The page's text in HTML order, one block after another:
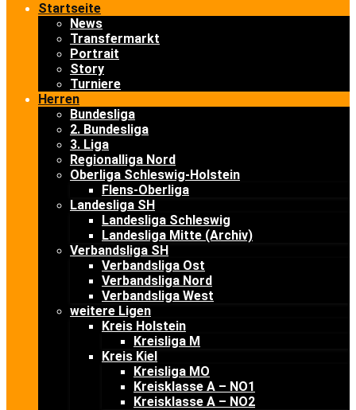
Startseite
News
Transfermarkt
Portrait
Story
Turniere
Herren
Bundesliga
2. Bundesliga
3. Liga
Regionalliga Nord
Oberliga Schleswig-Holstein
Flens-Oberliga
Landesliga SH
Landesliga Schleswig
Landesliga Mitte (Archiv)
Verbandsliga SH
Verbandsliga Ost
Verbandsliga Nord
Verbandsliga West
weitere Ligen
Kreis Holstein
Kreisliga M
Kreis Kiel
Kreisliga MO
Kreisklasse A – NO1
Kreisklasse A – NO2